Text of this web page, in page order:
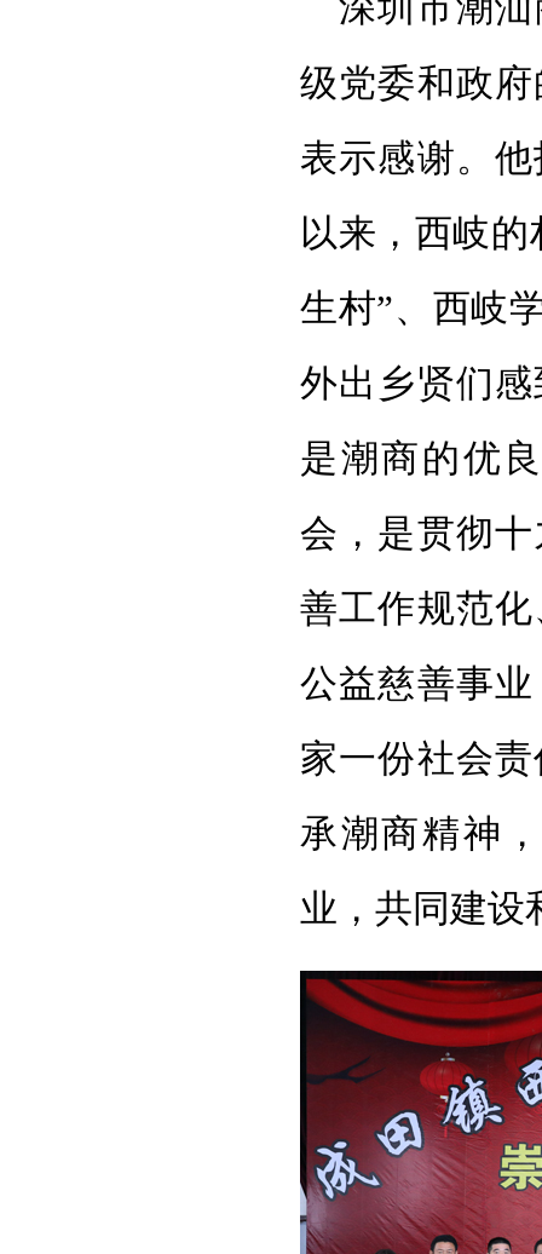
级党委和政
表示感谢。
以来，西岐
生村”、西岐
外出乡贤们
是潮商的优
会，是贯彻
善工作规范
公益慈善事
家一份社会
承潮商精神
业，共同建设